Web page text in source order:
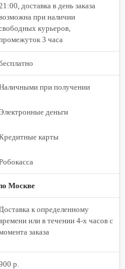
доставка в день заказа
при наличии
курьеров,
3 часа
при получении
деньги
карты
Москве
Доставка к определенному
или в течении 4-х часов с
заказа
р.